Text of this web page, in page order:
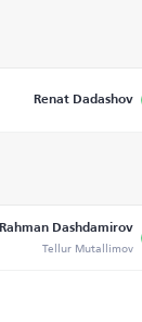
Renat Dadashov
Rahman Dashdamirov
Tellur Mutallimov